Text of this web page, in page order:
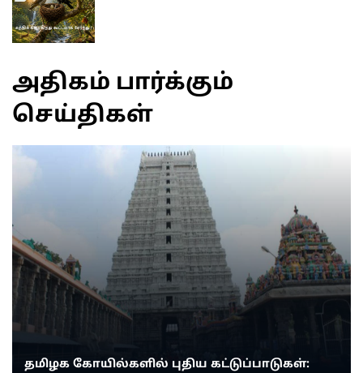
அதிகம் பார்க்கும்
செய்திகள்
தமிழக கோயில்களில் புதிய கட்டுப்பாடுகள்: